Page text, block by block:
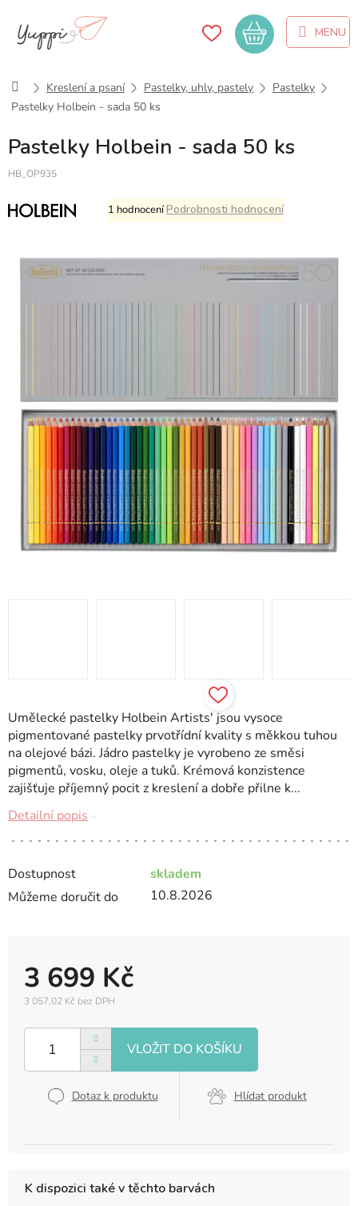
obsah
Nákupní
košík
DomůKreslení a psaní Pastelky, uhly, pastely
Pastelky
Pastelky Holbein - sada 50 ks
Pastelky Holbein - sada 50 ks
HB_OP935
Průměrné
hodnocení
z
1 hodnoceníPodrobnosti hodnocení
Dostupnost
skladem
Můžeme doručit do
10.8.2026
3 699 Kč
3 057,02 Kč bez DPH
cena:
Dotaz k produktu Hlídat produkt
Umělecké pastelky Holbein Artists' jsou vysoce
pigmentované pastelky prvotřídní kvality s měkkou tuhou
na olejové bázi. Jádro pastelky je vyrobeno ze směsi
pigmentů, vosku, oleje a tuků. Krémová konzistence
zajišťuje příjemný pocit z kreslení a dobře přilne k...
Detailní popis
K dispozici také v těchto barvách